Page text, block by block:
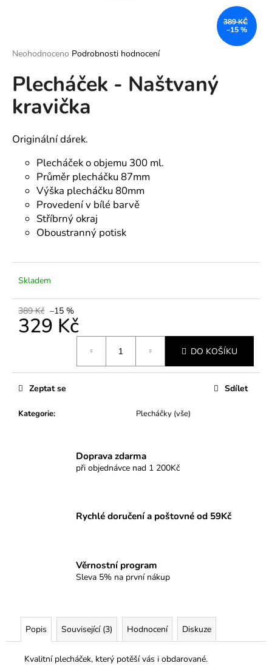
Průměrné
produktu
je
0,0
z
hvězdiček.
Neohodnoceno Podrobnosti hodnocení
Plecháček - Naštvaný
kravička
Originální dárek.
Plecháček o objemu 300 ml.
Průměr plecháčku 87mm
Výška plecháčku 80mm
Provedení v bílé barvě
Stříbrný okraj
Oboustranný potisk
Skladem
389 Kč –15 %
329 Kč
DO KOŠÍKU
Kategorie: Plecháčky (vše)
Zeptat se Sdílet
389 KČ
–15 %
Doprava zdarma
při objednávce nad 1 200Kč
Rychlé doručení a poštovné od 59Kč
Věrnostní program
Sleva 5% na první nákup
Popis Související (3) Hodnocení Diskuze
Kvalitní plecháček, který potěší vás i obdarované.
í
t
?
HLEDAT
u
u
j
e
m